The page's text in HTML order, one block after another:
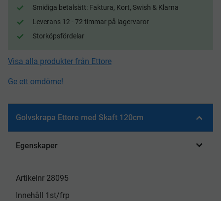
Smidiga betalsätt: Faktura, Kort, Swish & Klarna
Leverans 12 - 72 timmar på lagervaror
Storköpsfördelar
Visa alla produkter från Ettore
Ge ett omdöme!
Golvskrapa Ettore med Skaft 120cm
Egenskaper
Artikelnr 28095
Innehåll 1st/frp